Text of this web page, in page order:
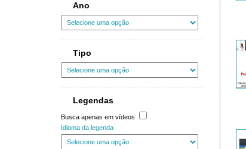
Ano
Tipo
Legendas
Busca apenas em vídeos
Idioma da legenda